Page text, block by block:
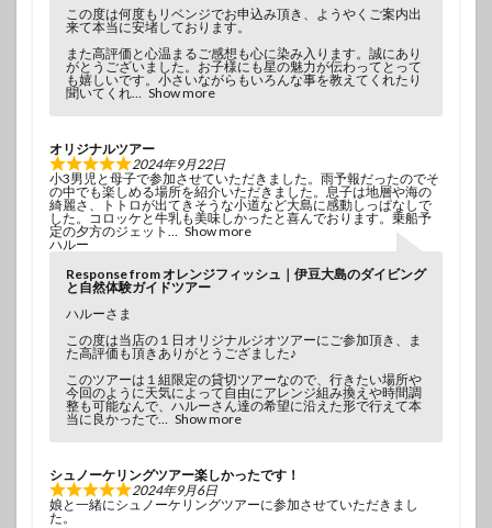
この度は何度もリベンジでお申込み頂き、ようやくご案内出
来て本当に安堵しております。
また高評価と心温まるご感想も心に染み入ります。誠にあり
がとうございました。お子様にも星の魅力が伝わってとって
も嬉しいです。小さいながらもいろんな事を教えてくれたり
聞いてくれ
Show more
オリジナルツアー
2024年9月22日
小3男児と母子で参加させていただきました。雨予報だったのでそ
の中でも楽しめる場所を紹介いただきました。息子は地層や海の
綺麗さ、トトロが出てきそうな小道など大島に感動しっぱなしで
した。コロッケと牛乳も美味しかったと喜んでおります。乗船予
定の夕方のジェット
Show more
ハルー
Response from オレンジフィッシュ｜伊豆大島のダイビング
と自然体験ガイドツアー
ハルーさま
この度は当店の１日オリジナルジオツアーにご参加頂き、ま
た高評価も頂きありがとうござました♪
このツアーは１組限定の貸切ツアーなので、行きたい場所や
今回のように天気によって自由にアレンジ組み換えや時間調
整も可能なんで、ハルーさん達の希望に沿えた形で行えて本
当に良かったで
Show more
シュノーケリングツアー楽しかったです！
2024年9月6日
娘と一緒にシュノーケリングツアーに参加させていただきまし
た。